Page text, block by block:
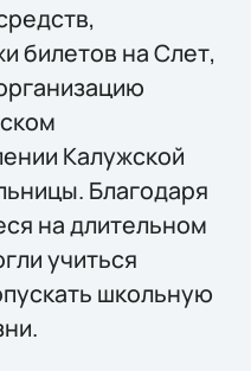
билетов на Слет,
Калужской
Благодаря
на длительном
учиться
школьную